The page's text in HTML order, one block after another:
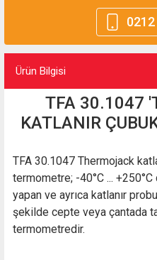
Ürün Bilgisi
TFA 30.1047
KATLANIR
TFA 30.1047 Thermojack
termometre; -40°C ...
yapan ve ayrıca katlanır
şekilde cepte veya çantada
termometredir.